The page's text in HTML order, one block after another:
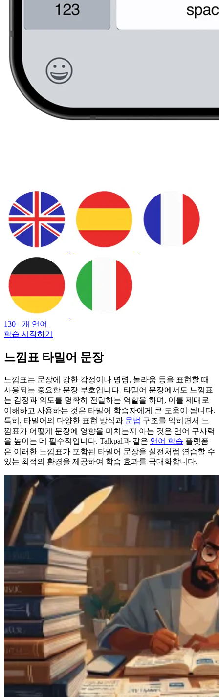
130+ 개 언어
학습 시작하기
느낌표 타밀어 문장
느낌표는 문장에 강한 감정이나 명령, 놀라움 등을 표현할 때
사용되는 중요한 문장 부호입니다. 타밀어 문장에서도 느낌표
는 감정과 의도를 명확히 전달하는 역할을 하며, 이를 제대로
이해하고 사용하는 것은 타밀어 학습자에게 큰 도움이 됩니다.
특히, 타밀어의 다양한 표현 방식과 문법 구조를 익히면서 느
낌표가 어떻게 문장에 영향을 미치는지 아는 것은 언어 구사력
을 높이는 데 필수적입니다. Talkpal과 같은 언어 학습 플랫폼
은 이러한 느낌표가 포함된 타밀어 문장을 실전처럼 연습할 수
있는 최적의 환경을 제공하여 학습 효과를 극대화합니다.